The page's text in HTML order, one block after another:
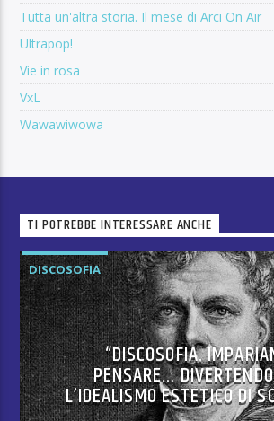
Tutta un'altra storia. Il mese di Arci On Air
Ultrapop!
Vie in rosa
VxL
Wawawiwowa
TI POTREBBE INTERESSARE ANCHE
DISCOSOFIA
“DISCOSOFIA.
PENSARE…
L’IDEALISMO ESTETICO DI